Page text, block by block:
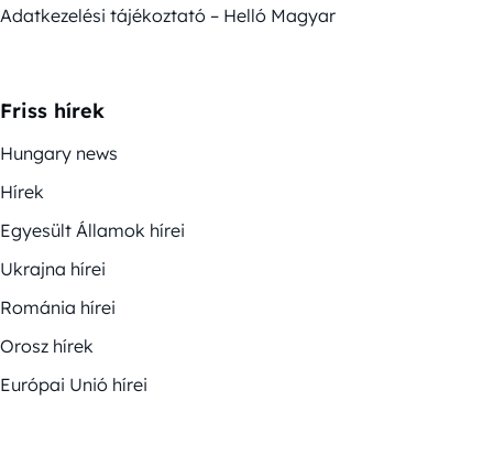
Adatkezelési tájékoztató – Helló Magyar
Friss hírek
Hungary news
Hírek
Egyesült Államok hírei
Ukrajna hírei
Románia hírei
Orosz hírek
Európai Unió hírei